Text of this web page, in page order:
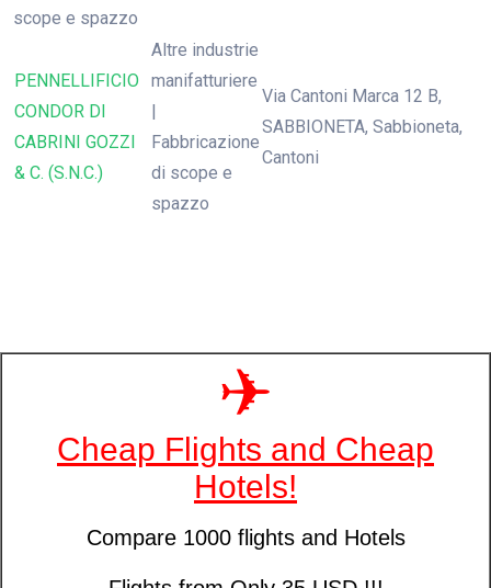
scope e spazzo
PENNELLIFICIO
CONDOR DI
CABRINI GOZZI
& C. (S.N.C.)
Altre industrie
manifatturiere
|
Fabbricazione
di scope e
spazzo
Via Cantoni Marca 12 B,
SABBIONETA, Sabbioneta,
Cantoni